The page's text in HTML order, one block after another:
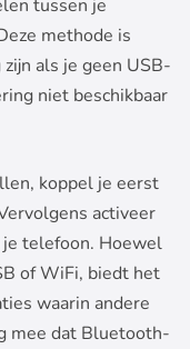
tussen je
methode is
als je geen USB-
niet beschikbaar
koppel je eerst
activeer
telefoon. Hoewel
of WiFi, biedt het
waarin andere
mee dat Bluetooth-